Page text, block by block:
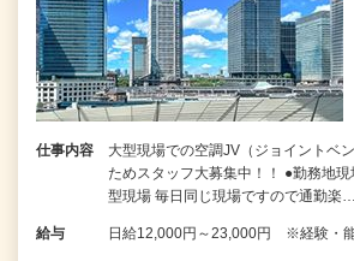
仕事内容
大型現場での空調JV（ジョイントベ
ためスタッフ大募集中！！ ●勤務地
型現場 毎日同じ現場ですので通勤楽…
給与 日給12,000円～23,000円 ※経験・